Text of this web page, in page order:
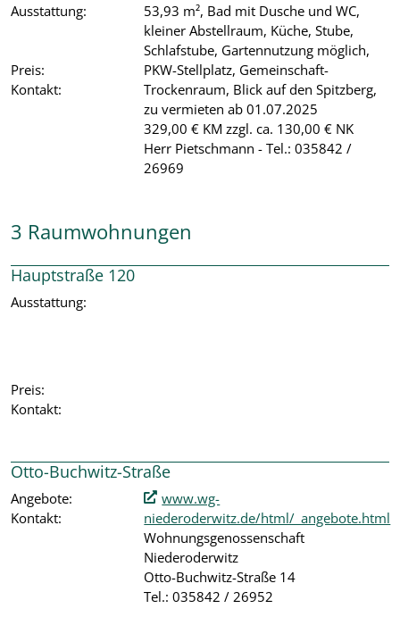
Ausstattung:
Preis:
Kontakt:
53,93 m², Bad mit Dusche und WC,
kleiner Abstellraum, Küche, Stube,
Schlafstube, Gartennutzung möglich,
PKW-Stellplatz, Gemeinschaft-
Trockenraum, Blick auf den Spitzberg,
zu vermieten ab 01.07.2025
329,00 € KM zzgl. ca. 130,00 € NK
Herr Pietschmann - Tel.: 035842 /
26969
3 Raumwohnungen
Hauptstraße 120
Ausstattung:
Preis:
Kontakt:
Otto-Buchwitz-Straße
Angebote:
Kontakt:
www.wg-
niederoderwitz.de/html/_angebote.html
Wohnungsgenossenschaft
Niederoderwitz
Otto-Buchwitz-Straße 14
Tel.: 035842 / 26952